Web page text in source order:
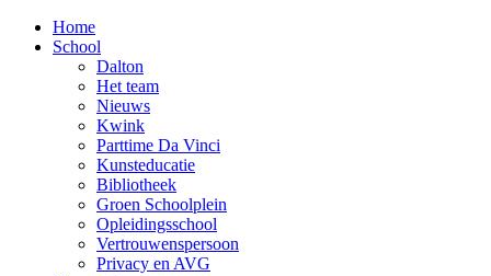
Home
School
Dalton
Het team
Nieuws
Kwink
Parttime Da Vinci
Kunsteducatie
Bibliotheek
Groen Schoolplein
Opleidingsschool
Vertrouwenspersoon
Privacy en AVG